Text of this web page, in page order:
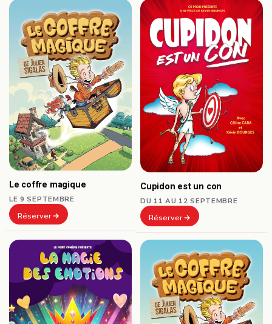
Le coffre magique
LE 9 SEPTEMBRE
Réserver
Cupidon est un con
DU 11 AU 12 SEPTEMBRE
Réserver